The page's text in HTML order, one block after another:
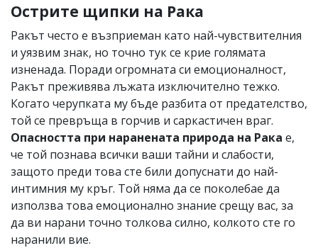
Острите щипки на Рака
Ракът често е възприеман като най-чувствителния
и уязвим знак, но точно тук се крие голямата
изненада. Поради огромната си емоционалност,
Ракът преживява лъжата изключително тежко.
Когато черупката му бъде разбита от предателство,
той се превръща в горчив и саркастичен враг.
Опасността при наранената природа на Рака е,
че той познава всички ваши тайни и слабости,
защото преди това сте били допуснати до най-
интимния му кръг. Той няма да се поколебае да
използва това емоционално знание срещу вас, за
да ви нарани точно толкова силно, колкото сте го
наранили вие.